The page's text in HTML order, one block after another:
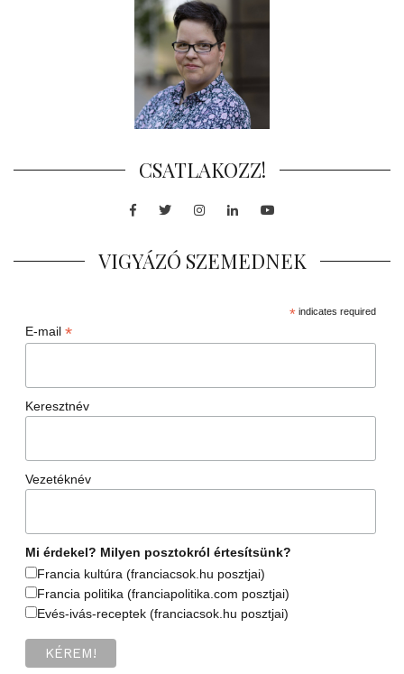
CSATLAKOZZ!
Facebook
TwitterInstagram
LinkedInYoutube
VIGYÁZÓ SZEMEDNEK
*indicates required
E-mail *
Keresztnév
Vezetéknév
Mi érdekel? Milyen posztokról értesítsünk?
Francia kultúra (franciacsok.hu posztjai)
Francia politika (franciapolitika.com posztjai)
Evés-ivás-receptek (franciacsok.hu posztjai)